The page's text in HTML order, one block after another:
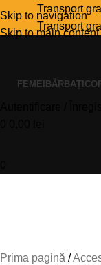
Skip to navigation
Skip to main content
Transport
Transport
FEMEI BĂRBAȚI
Prima pagină